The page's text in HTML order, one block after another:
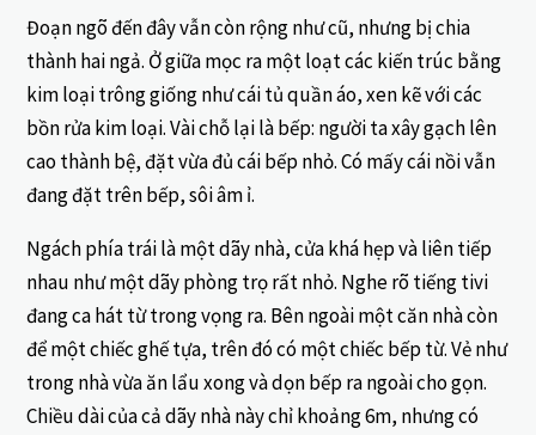
Đoạn ngõ đến đây vẫn còn rộng như cũ, nhưng bị chia
thành hai ngả. Ở giữa mọc ra một loạt các kiến trúc bằng
kim loại trông giống như cái tủ quần áo, xen kẽ với các
bồn rửa kim loại. Vài chỗ lại là bếp: người ta xây gạch lên
cao thành bệ, đặt vừa đủ cái bếp nhỏ. Có mấy cái nồi vẫn
đang đặt trên bếp, sôi âm ỉ.
Ngách phía trái là một dãy nhà, cửa khá hẹp và liên tiếp
nhau như một dãy phòng trọ rất nhỏ. Nghe rõ tiếng tivi
đang ca hát từ trong vọng ra. Bên ngoài một căn nhà còn
để một chiếc ghế tựa, trên đó có một chiếc bếp từ. Vẻ như
trong nhà vừa ăn lẩu xong và dọn bếp ra ngoài cho gọn.
Chiều dài của cả dãy nhà này chỉ khoảng 6m, nhưng có